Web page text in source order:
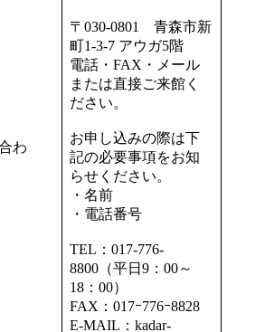
わ
〒030-0801 青森市新
町1-3-7 アウガ5階
電話・FAX・メール
または直接ご来館く
ださい。
お申し込みの際は下
記の必要事項をお知
らせください。
・名前
・電話番号
TEL：017-776-
8800（平日9：00～
18：00）
FAX：017ｰ776ｰ8828
E-MAIL：kadar-